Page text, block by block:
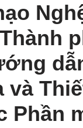
và
Phần